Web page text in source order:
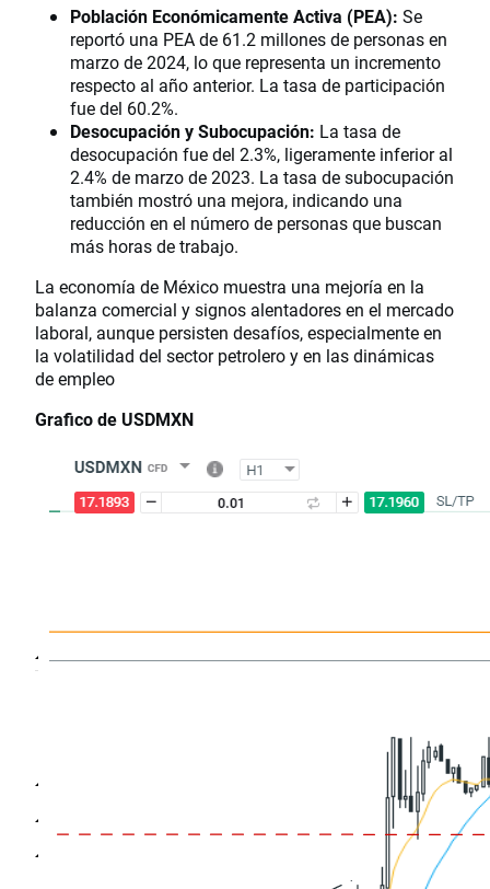
Población Económicamente Activa (PEA): Se
reportó una PEA de 61.2 millones de personas en
marzo de 2024, lo que representa un incremento
respecto al año anterior. La tasa de participación
fue del 60.2%.
Desocupación y Subocupación: La tasa de
desocupación fue del 2.3%, ligeramente inferior al
2.4% de marzo de 2023. La tasa de subocupación
también mostró una mejora, indicando una
reducción en el número de personas que buscan
más horas de trabajo.
La economía de México muestra una mejoría en la
balanza comercial y signos alentadores en el mercado
laboral, aunque persisten desafíos, especialmente en
la volatilidad del sector petrolero y en las dinámicas
de empleo
Grafico de USDMXN